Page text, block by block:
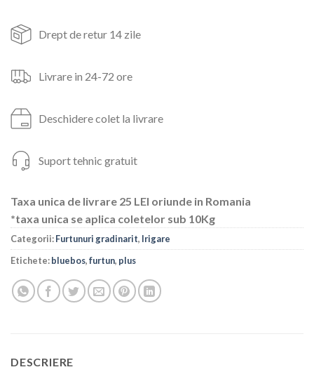
Drept de retur 14 zile
Livrare in 24-72 ore
Deschidere colet la livrare
Suport tehnic gratuit
Taxa unica de livrare 25 LEI oriunde in Romania
*taxa unica se aplica coletelor sub 10Kg
Categorii:Furtunuri gradinarit, Irigare
Etichete:bluebos,furtun, plus
DESCRIERE